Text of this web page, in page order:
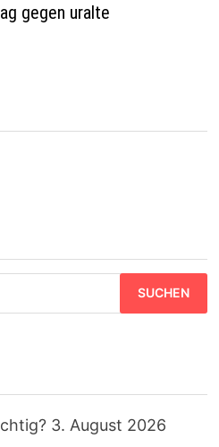
gegen uralte
3. August 2026